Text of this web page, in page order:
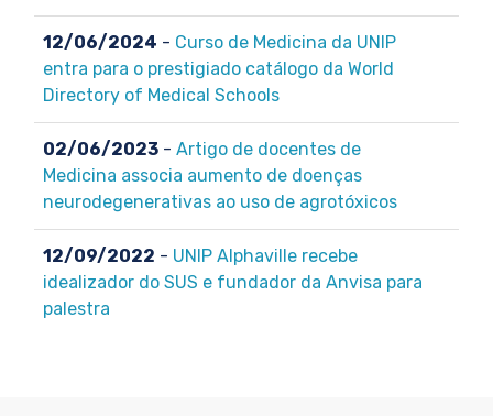
12/06/2024 - Curso de Medicina da UNIP
entra para o prestigiado catálogo da World
Directory of Medical Schools
02/06/2023 - Artigo de docentes de
Medicina associa aumento de doenças
neurodegenerativas ao uso de agrotóxicos
12/09/2022 - UNIP Alphaville recebe
idealizador do SUS e fundador da Anvisa para
palestra